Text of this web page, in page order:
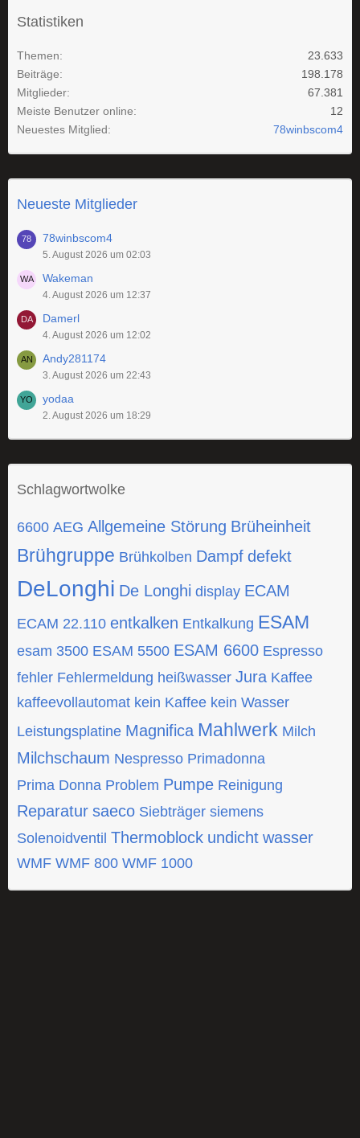
Statistiken
Themen
23.633
Beiträge
198.178
Mitglieder
67.381
Meiste Benutzer online
12
Neuestes Mitglied
78winbscom4
Neueste Mitglieder
78winbscom4
5. August 2026 um 02:03
Wakeman
4. August 2026 um 12:37
Damerl
4. August 2026 um 12:02
Andy281174
3. August 2026 um 22:43
yodaa
2. August 2026 um 18:29
Schlagwortwolke
6600 AEG Allgemeine Störung Brüheinheit
Brühgruppe Brühkolben Dampf defekt
DeLonghi De Longhi display ECAM
ECAM 22.110 entkalken Entkalkung ESAM
esam 3500 ESAM 5500 ESAM 6600 Espresso
fehler Fehlermeldung heißwasser Jura Kaffee
kaffeevollautomat kein Kaffee kein Wasser
Leistungsplatine Magnifica Mahlwerk Milch
Milchschaum Nespresso Primadonna
Prima Donna Problem Pumpe Reinigung
Reparatur saeco Siebträger siemens
Solenoidventil Thermoblock undicht wasser
WMF WMF 800 WMF 1000